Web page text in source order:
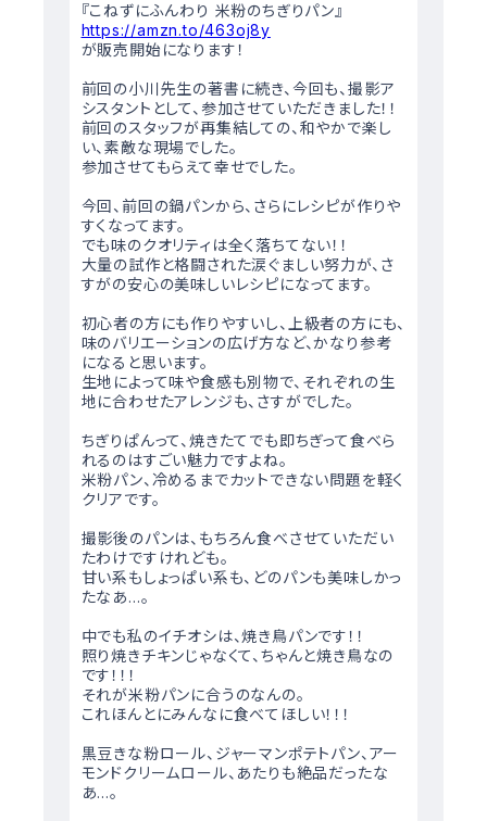
『こねずにふんわり 米粉のちぎりパン』
https://amzn.to/463oj8y
が販売開始になります！
前回の小川先生の著書に続き、今回も、撮影ア
シスタントとして、参加させていただきました！！
前回のスタッフが再集結しての、和やかで楽し
い、素敵な現場でした。
参加させてもらえて幸せでした。
今回、前回の鍋パンから、さらにレシピが作りや
すくなってます。
でも味のクオリティは全く落ちてない！！
大量の試作と格闘された涙ぐましい努力が、さ
すがの安心の美味しいレシピになってます。
初心者の方にも作りやすいし、上級者の方にも、
味のバリエーションの広げ方など、かなり参考
になると思います。
生地によって味や食感も別物で、それぞれの生
地に合わせたアレンジも、さすがでした。
ちぎりぱんって、焼きたてでも即ちぎって食べら
れるのはすごい魅力ですよね。
米粉パン、冷めるまでカットできない問題を軽く
クリアです。
撮影後のパンは、もちろん食べさせていただい
たわけですけれども。
甘い系もしょっぱい系も、どのパンも美味しかっ
たなあ…。
中でも私のイチオシは、焼き鳥パンです！！
照り焼きチキンじゃなくて、ちゃんと焼き鳥なの
です！！！
それが米粉パンに合うのなんの。
これほんとにみんなに食べてほしい！！！
黒豆きな粉ロール、ジャーマンポテトパン、アー
モンドクリームロール、あたりも絶品だったな
あ…。